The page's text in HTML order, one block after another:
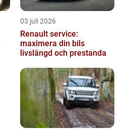
03 juli 2026
Renault service:
maximera din bils
livslängd och prestanda